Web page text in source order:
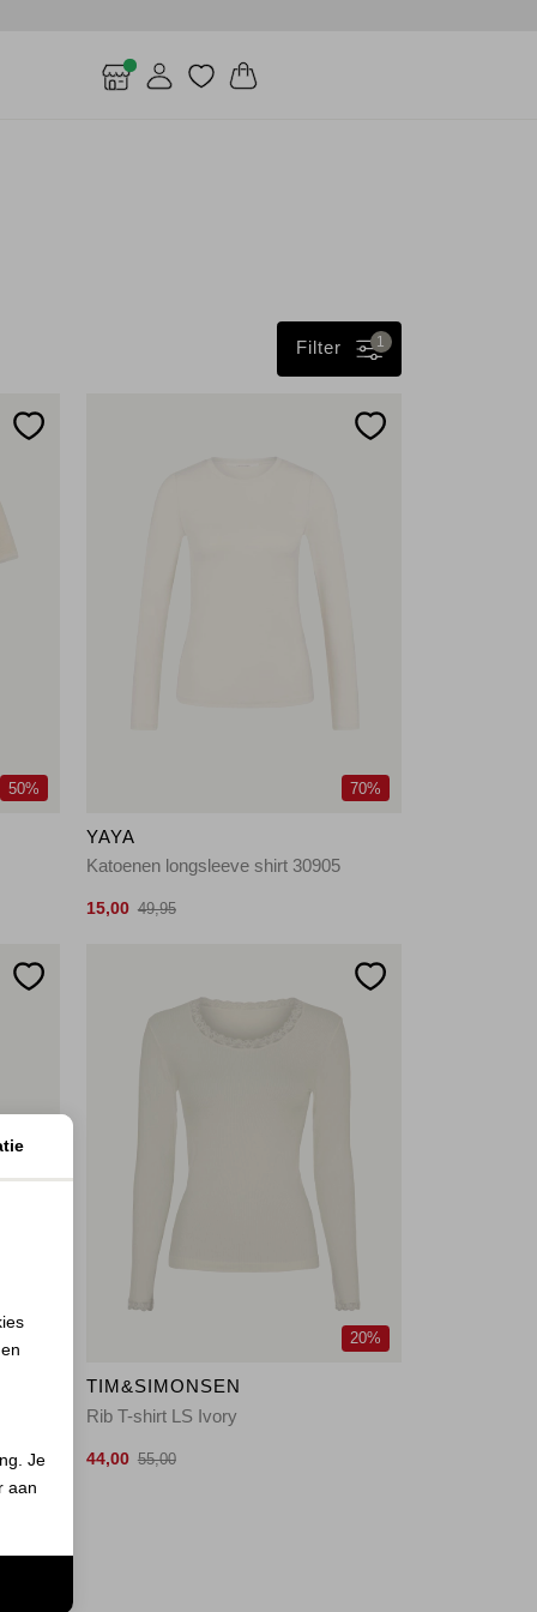
1
Filter
50% 70%
YAYA
Katoenen longsleeve shirt 30905
15,00 49,95
20%
TIM&SIMONSEN
Rib T-shirt LS Ivory
44,00 55,00
Je
aan